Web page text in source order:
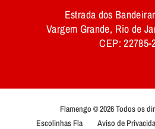
Estrada dos
Vargem Grande, Rio de
CEP: 22785-
Flamengo © 2026 Todos os
Escolinhas Fla
Aviso de